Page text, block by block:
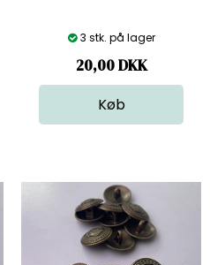
3 stk. på lager
20,00DKK